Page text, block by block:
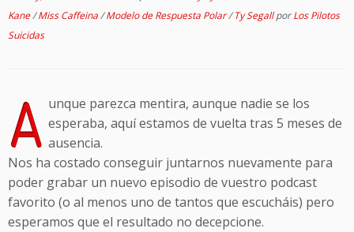
Kane/Miss Caffeina/Modelo de Respuesta Polar/Ty SegallporLos Pilotos
Suicidas
A unque parezca mentira, aunque nadie se los
esperaba, aquí estamos de vuelta tras 5 meses de
ausencia.
Nos ha costado conseguir juntarnos nuevamente para
poder grabar un nuevo episodio de vuestro podcast
favorito (o al menos uno de tantos que escucháis) pero
esperamos que el resultado no decepcione.